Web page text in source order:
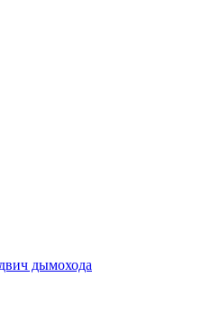
дымохода